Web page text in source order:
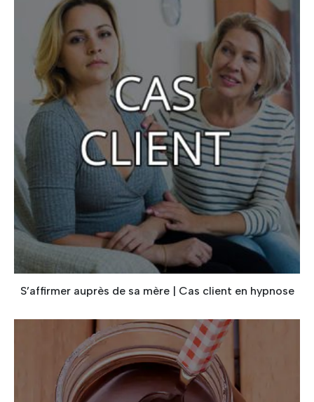
S’affirmer auprès de sa mère | Cas client en hypnose